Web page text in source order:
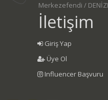
Merkezefendi /
İletişim
Giriş Yap
Üye Ol
Influencer Başvuru